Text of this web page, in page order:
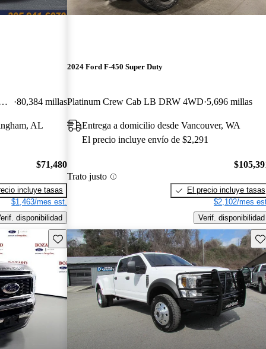
Cab LB DRW 4WD 80,384 millas
AL
$71,480
incluye tasas
$1,463/mes est.
disponibilidad
2024 Ford F-450 Super Duty
Platinum Crew Cab LB DRW 4WD 5,696 millas
Entrega a domicilio desde Vancouver, WA
El precio incluye envío de $2,291
Trato justo
El precio incluye tasas
$2,102/mes
Verif. disponibilidad
Guarda este Aviso